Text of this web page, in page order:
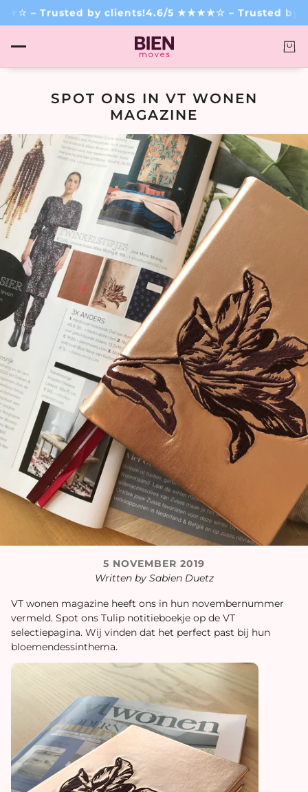
– Trusted by clients!4.6/5 ★★★★☆ – Trusted by
SPOT ONS IN VT WONEN
MAGAZINE
5 NOVEMBER 2019
Written by Sabien Duetz
VT wonen magazine heeft ons in hun novembernummer
vermeld. Spot ons Tulip notitieboekje op de VT
selectiepagina. Wij vinden dat het perfect past bij hun
bloemendessinthema.